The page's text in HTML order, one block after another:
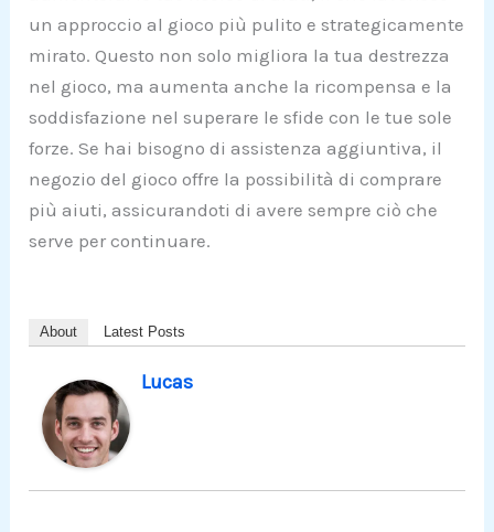
un approccio al gioco più pulito e strategicamente
mirato. Questo non solo migliora la tua destrezza
nel gioco, ma aumenta anche la ricompensa e la
soddisfazione nel superare le sfide con le tue sole
forze. Se hai bisogno di assistenza aggiuntiva, il
negozio del gioco offre la possibilità di comprare
più aiuti, assicurandoti di avere sempre ciò che
serve per continuare.
About Latest Posts
Lucas